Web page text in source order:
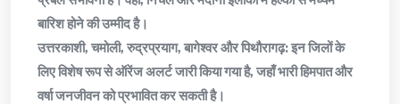
बारिश होने की उम्मीद है।
​उत्तरकाशी, चमोली, रुद्रप्रयाग, बागेश्वर और पिथौरागढ़: इन जिलों के
लिए विशेष रूप से ऑरेंज अलर्ट जारी किया गया है, जहाँ भारी हिमपात और
वर्षा जनजीवन को प्रभावित कर सकती है।